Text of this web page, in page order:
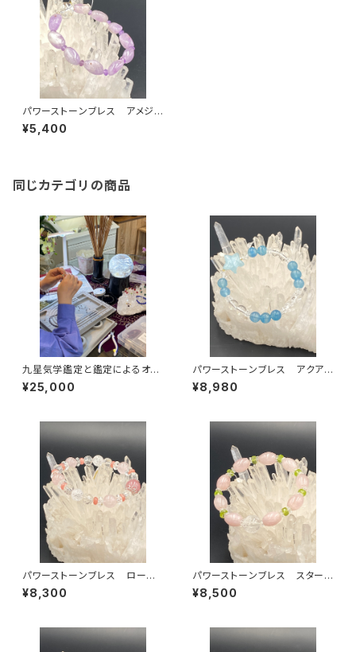
パワーストーンブレス アメジス
ト 水晶
¥5,400
同じカテゴリの商品
九星気学鑑定と鑑定によるオリ
ジナルブレスレット作成
¥25,000
パワーストーンブレス アクアマ
リン 水晶
¥8,980
パワーストーンブレス ローズ
クオーツ 水晶
¥8,300
パワーストーンブレス スター
ローズクオーツ カーネリアン
¥8,500